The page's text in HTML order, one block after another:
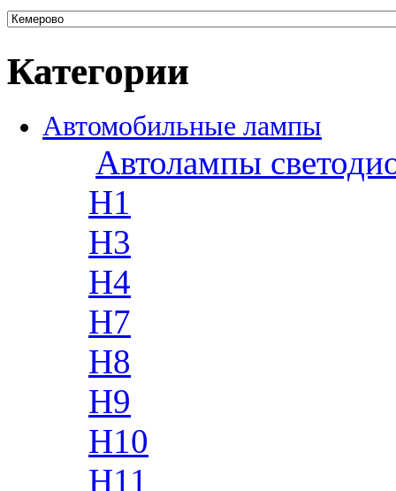
Категории
Автомобильные лампы
Автолампы
H1
H3
H4
H7
H8
H9
H10
H11